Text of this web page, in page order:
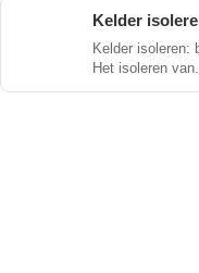
Kelder
Kelder isoleren:
Het isoleren van...